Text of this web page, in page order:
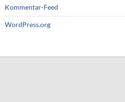
Kommentar-Feed
WordPress.org